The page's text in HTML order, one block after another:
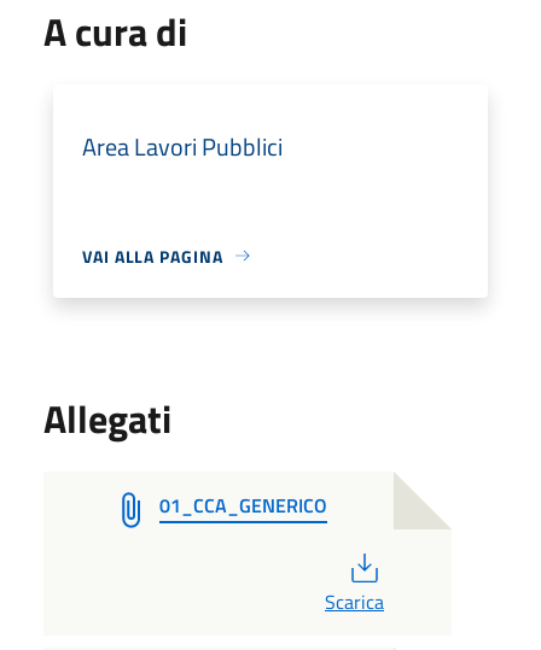
A cura di
Area Lavori Pubblici
VAI ALLA PAGINA
Allegati
01_CCA_GENERICO
Scarica